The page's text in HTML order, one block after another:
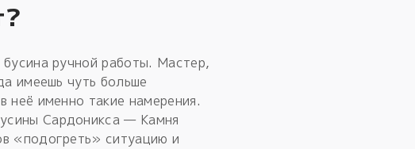
ручной работы. Мастер,
имеешь чуть больше
неё именно такие намерения.
Сардоникса — Камня
«подогреть» ситуацию и